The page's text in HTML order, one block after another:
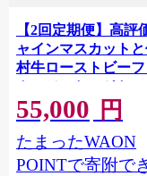
【2回定期便】高評
ャインマスカット
村牛ローストビー
ム・ソーセージセ
期便（シャインマス
2房・和牛ロースト
フ、ソーセージ3種
種）｜【JA信州う
55,000 円
たまったWAON
POINTで寄附で